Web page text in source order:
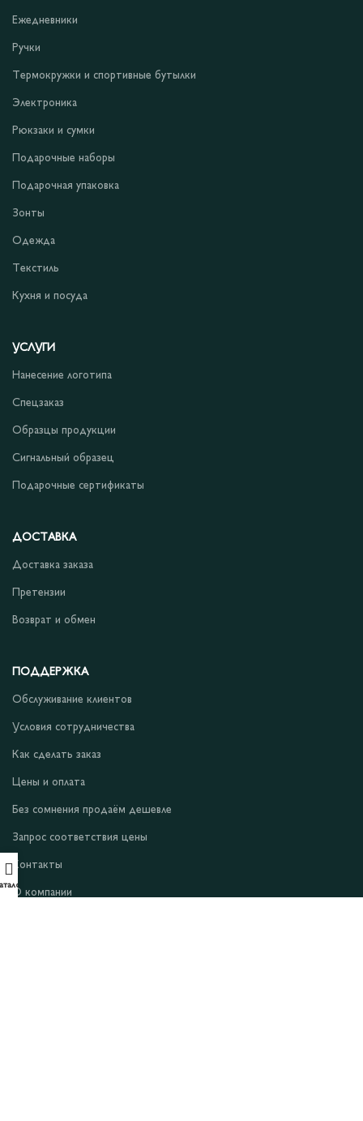
Ежедневники
Ручки
Термокружки и спортивные бутылки
Электроника
Рюкзаки и сумки
Подарочные наборы
Подарочная упаковка
Зонты
Одежда
Текстиль
Кухня и посуда
УСЛУГИ
Нанесение логотипа
Спецзаказ
Образцы продукции
Сигнальный образец
Подарочные сертификаты
ДОСТАВКА
Доставка заказа
Претензии
Возврат и обмен
ПОДДЕРЖКА
Обслуживание клиентов
Условия сотрудничества
Как сделать заказ
Цены и оплата
Без сомнения продаём дешевле
Запрос соответствия цены
Контакты
О компании